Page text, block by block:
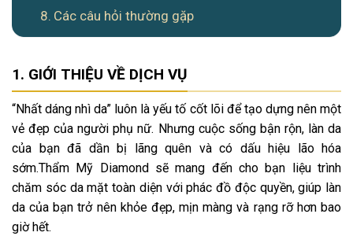
Các câu hỏi thường gặp
GIỚI THIỆU VỀ DỊCH VỤ
“Nhất dáng nhì da” luôn là yếu tố cốt lõi để tạo dựng nên một
vẻ đẹp của người phụ nữ. Nhưng cuộc sống bận rộn, làn da
của bạn đã dần bị lãng quên và có dấu hiệu lão hóa
sớm.Thẩm Mỹ Diamond sẽ mang đến cho bạn liệu trình
chăm sóc da mặt toàn diện với phác đồ độc quyền, giúp làn
da của bạn trở nên khỏe đẹp, mịn màng và rạng rỡ hơn bao
giờ hết.